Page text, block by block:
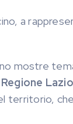
a
mostre
Regione
territorio, che